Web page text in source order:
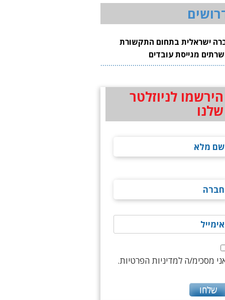
ישראלית בתחום התקשורת
מגייסת עובדים
הירשמו לניוזלטר
שלנו
מסכימ/ה למדיניות הפרטיות.